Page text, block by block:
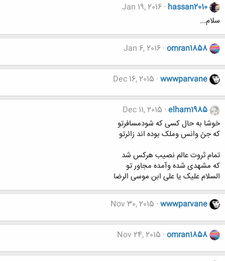
hassan2010
Jan 19, 2016
سلام...
omran1858
Jan 6, 2016
wwwparvane
Dec 16, 2015
elham1985
Dec 11, 2015
خوشا به حال کسی که شودمسافرتو
که جنّ وانس وملک بوده اند زائرتو
تمام ثروت عالم نصیب هرکس شد
که مشهدی شده وآمده مجاور تو
السلام علیک یا علی ابن موسی الرضا
wwwparvane
Nov 30, 2015
omran1858
Nov 24, 2015